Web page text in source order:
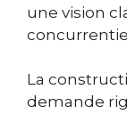
une vision
La
demande